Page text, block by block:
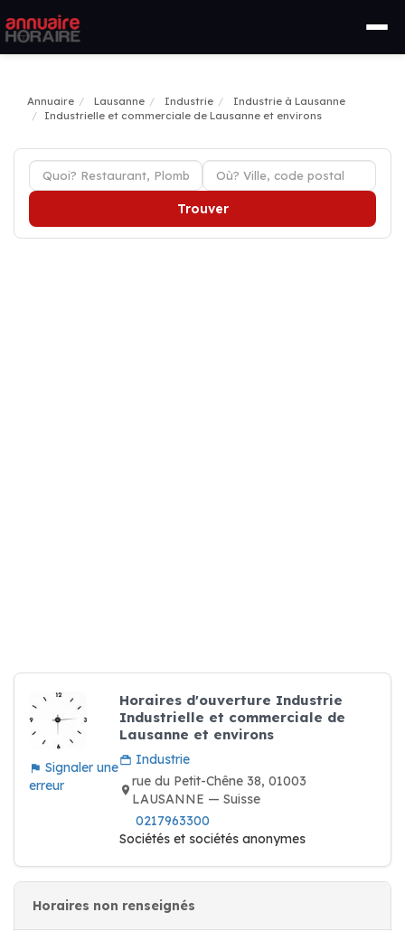
Annuaire Lausanne Industrie
Industrie à Lausanne
Industrielle et commerciale de Lausanne et environs
Trouver
Signaler une
erreur
Horaires d'ouverture Industrie
Industrielle et commerciale de
Lausanne et environs
Industrie
rue du Petit-Chêne 38, 01003
LAUSANNE — Suisse
0217963300
Sociétés et sociétés anonymes
Horaires non renseignés